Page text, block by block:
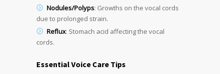
Nodules/Polyps: Growths on the vocal cords
due to prolonged strain.
Reflux: Stomach acid affecting the vocal
cords.
Essential Voice Care Tips